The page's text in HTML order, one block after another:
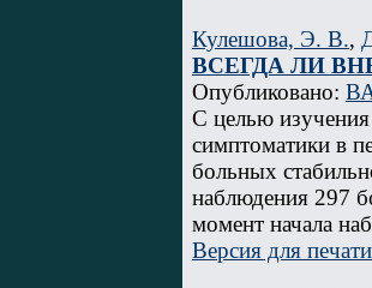
Кулешова, Э. В.,
ВСЕГДА ЛИ
Опубликовано:
С целью изучения
симптоматики в
больных
наблюдения 297
момент начала
Версия для печати